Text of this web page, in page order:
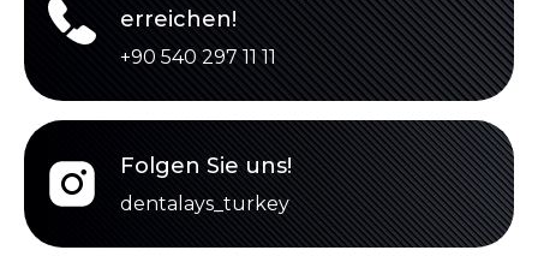
erreichen!
+90 540 297 11 11
Folgen Sie uns!
dentalays_turkey